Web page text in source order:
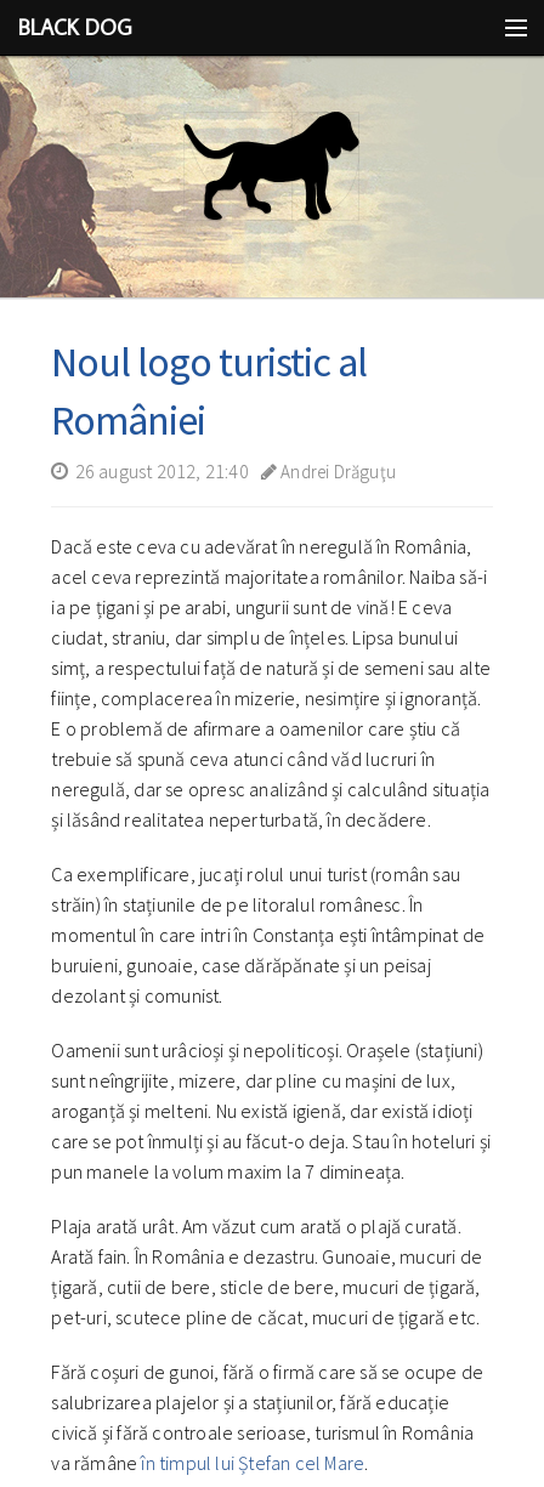
BLACK DOG
IDEEA
CU LIMBA SCOASĂ
Noul logo turistic al
României
26 august 2012, 21:40 Andrei Drăguţu
Dacă este ceva cu adevărat în neregulă în România,
acel ceva reprezintă majoritatea românilor. Naiba să-i
ia pe țigani și pe arabi, ungurii sunt de vină! E ceva
ciudat, straniu, dar simplu de înțeles. Lipsa bunului
simț, a respectului față de natură și de semeni sau alte
ființe, complacerea în mizerie, nesimțire și ignoranță.
E o problemă de afirmare a oamenilor care știu că
trebuie să spună ceva atunci când văd lucruri în
neregulă, dar se opresc analizând și calculând situația
și lăsând realitatea neperturbată, în decădere.
Ca exemplificare, jucați rolul unui turist (român sau
străin) în stațiunile de pe litoralul românesc. În
momentul în care intri în Constanța ești întâmpinat de
buruieni, gunoaie, case dărăpănate și un peisaj
dezolant și comunist.
Oamenii sunt urâcioși și nepoliticoși. Orașele (stațiuni)
sunt neîngrijite, mizere, dar pline cu mașini de lux,
aroganță și melteni. Nu există igienă, dar există idioți
care se pot înmulți și au făcut-o deja. Stau în hoteluri și
pun manele la volum maxim la 7 dimineața.
Plaja arată urât. Am văzut cum arată o plajă curată.
Arată fain. În România e dezastru. Gunoaie, mucuri de
țigară, cutii de bere, sticle de bere, mucuri de țigară,
pet-uri, scutece pline de căcat, mucuri de țigară etc.
Fără coșuri de gunoi, fără o firmă care să se ocupe de
salubrizarea plajelor și a stațiunilor, fără educație
civică și fără controale serioase, turismul în România
va rămâneîn timpul lui Ștefan cel Mare.